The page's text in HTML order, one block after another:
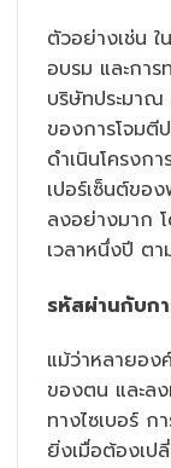
ตัวอย่างเช่น ใ
อบรม และกา
บริษัทประมาณ
ของการโจมตี
ดำเนินโครงก
เปอร์เซ็นต์ขอ
ลงอย่างมาก
เวลาหนึ่งปี ต
รหัสผ่านกับก
แม้ว่าหลายอง
ของตน และล
ทางไซเบอร์
ยิ่งเมื่อต้องเป